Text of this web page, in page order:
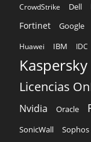
CrowdStrike
Dell
Fortinet Google
Huawei IBM IDC
Kaspersky
Licencias
Nvidia
Oracle
SonicWall Sophos